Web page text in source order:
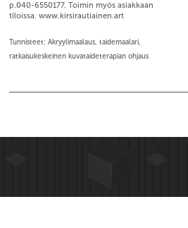
p.040-6550177. Toimin myös asiakkaan
tiloissa. www.kirsirautiainen.art
Tunnisteet: Akryylimaalaus, taidemaalari,
ratkaisukeskeinen kuvataideterapian ohjaus